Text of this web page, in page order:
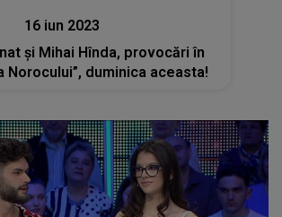
16 iun 2023
și Mihai Hînda, provocări în
Norocului”, duminica aceasta!